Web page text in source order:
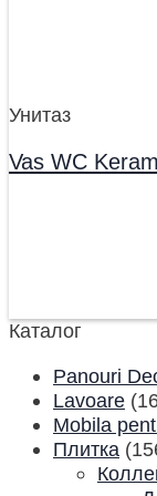
Унитаз
Vas WC
Каталог
Panouri
Lavoare
Mobila
Плитка